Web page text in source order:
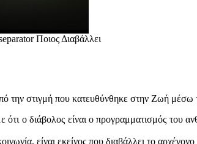
Ποιος Διαβάλλει
την στιγμή που κατευθύνθηκε στην Ζωή
ότι ο διάβολος είναι ο προγραμματισμός
είναι εκείνος που διαβάλλει το